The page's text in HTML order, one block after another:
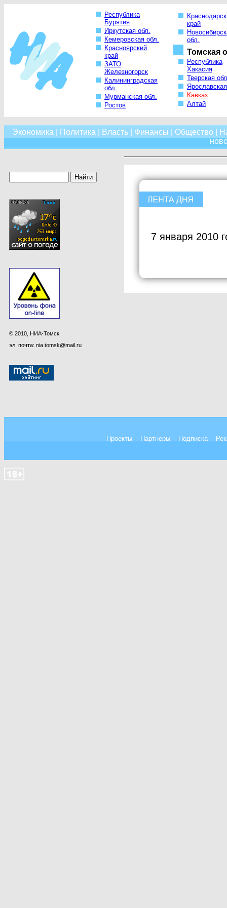
Республика
Бурятия
Иркутская обл.
Кемеровская обл.
Красноярский
край
ЗАТО
Железногорск
Калининградская
обл.
Мурманская обл.
Ростов
край
обл.
Томская
Республика
Хакасия
Тверская
Кавказ
Алтай
Экономика Политика Власть| Финансы Общество
© 2010, НИА-Томск
эл. почта: nia.tomsk@mail.ru
7 января 2010
Проекты Партнеры Подписка